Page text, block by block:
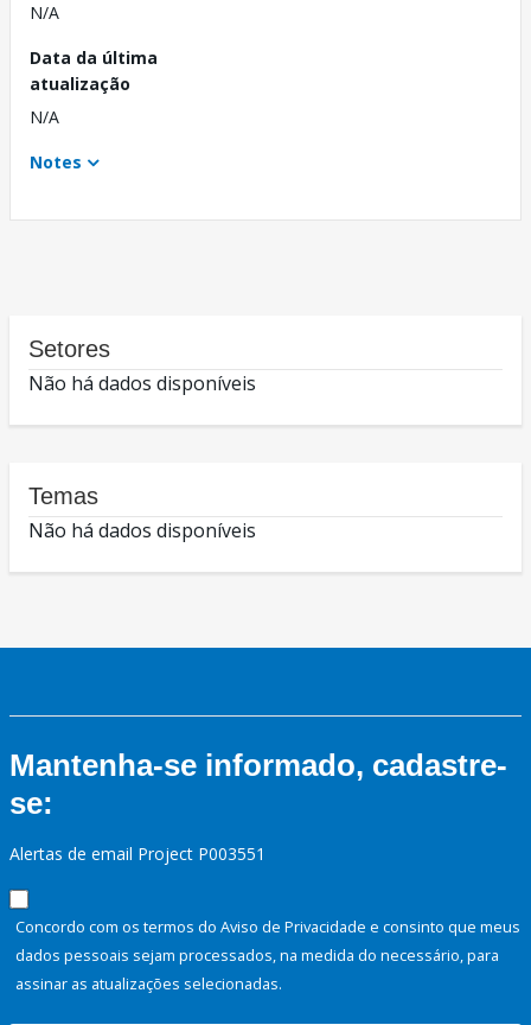
N/A
Data da última
atualização
N/A
Notes
Setores
Não há dados disponíveis
Temas
Não há dados disponíveis
Mantenha-se informado, cadastre-
se:
Alertas de email Project P003551
Concordo com os termos do Aviso de Privacidade e consinto que meus
dados pessoais sejam processados, na medida do necessário, para
assinar as atualizações selecionadas.